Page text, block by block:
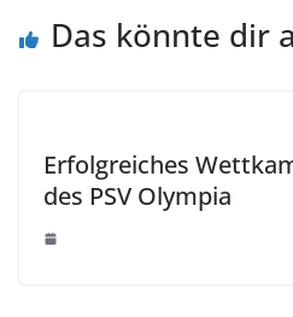
Das könnte dir
Erfolgreiches
des PSV Olympia